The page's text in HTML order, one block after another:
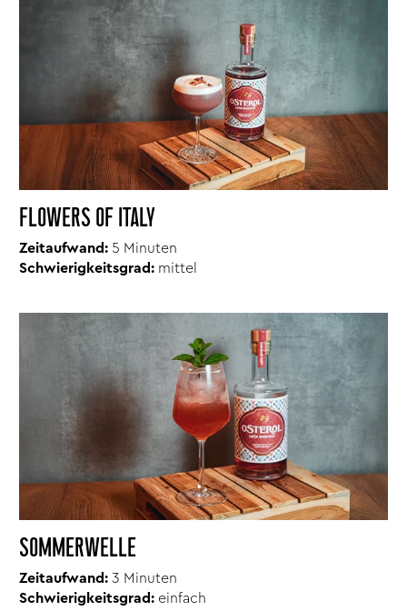
FLOWERS OF ITALY
Zeitaufwand: 5 Minuten
Schwierigkeitsgrad: mittel
SOMMERWELLE
Zeitaufwand: 3 Minuten
Schwierigkeitsgrad: einfach